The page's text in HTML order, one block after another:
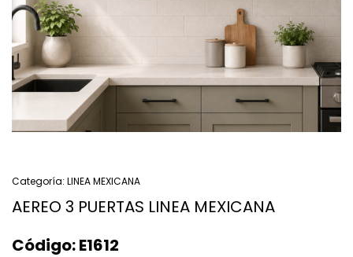
Categoría: LINEA MEXICANA
AEREO 3 PUERTAS LINEA MEXICANA
Código:E1612